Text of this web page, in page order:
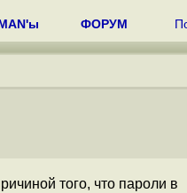
ФОРУМ
того, что пароли в